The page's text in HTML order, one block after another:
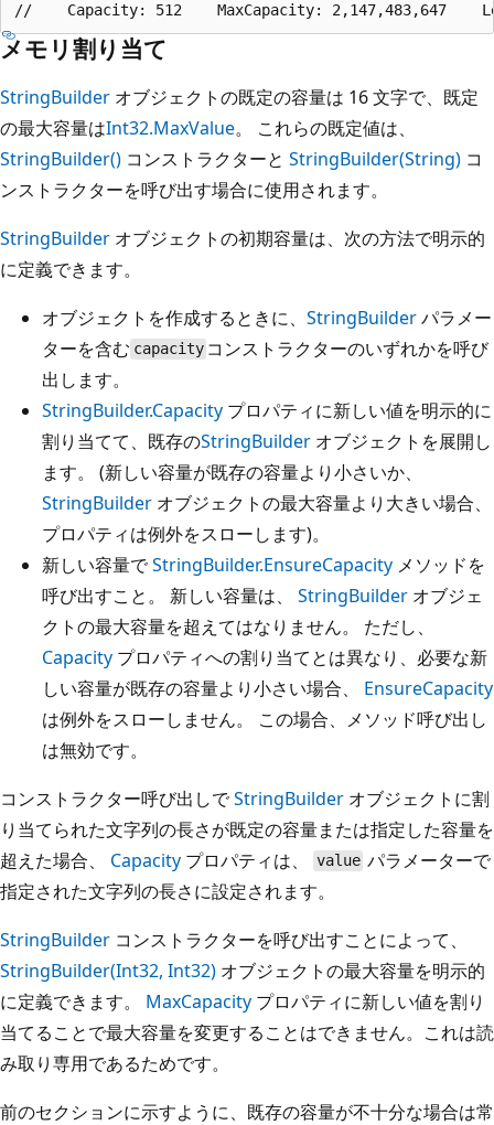
メモリ割り当て
StringBuilder オブジェクトの既定の容量は 16 文字で、既定
の最大容量はInt32.MaxValue。 これらの既定値は、
StringBuilder() コンストラクターと StringBuilder(String) コ
ンストラクターを呼び出す場合に使用されます。
StringBuilder オブジェクトの初期容量は、次の方法で明示的
に定義できます。
オブジェクトを作成するときに、 StringBuilderパラメー
ターを含む capacity コンストラクターのいずれかを呼び
出します。
StringBuilder.Capacity プロパティに新しい値を明示的に
割り当てて、既存のStringBuilder オブジェクトを展開し
ます。 (新しい容量が既存の容量より小さいか、
StringBuilder オブジェクトの最大容量より大きい場合、
プロパティは例外をスローします)。
新しい容量でStringBuilder.EnsureCapacity メソッドを
呼び出すこと。 新しい容量は、 StringBuilder オブジェ
クトの最大容量を超えてはなりません。 ただし、
Capacity プロパティへの割り当てとは異なり、必要な新
しい容量が既存の容量より小さい場合、 EnsureCapacity
は例外をスローしません。 この場合、メソッド呼び出し
は無効です。
コンストラクター呼び出しでStringBuilder オブジェクトに割
り当てられた文字列の長さが既定の容量または指定した容量を
超えた場合、 Capacity プロパティは、 value パラメーターで
指定された文字列の長さに設定されます。
StringBuilder コンストラクターを呼び出すことによって、
StringBuilder(Int32, Int32) オブジェクトの最大容量を明示的
に定義できます。 MaxCapacity プロパティに新しい値を割り
当てることで最大容量を変更することはできません。これは読
み取り専用であるためです。
前のセクションに示すように、既存の容量が不十分な場合は常